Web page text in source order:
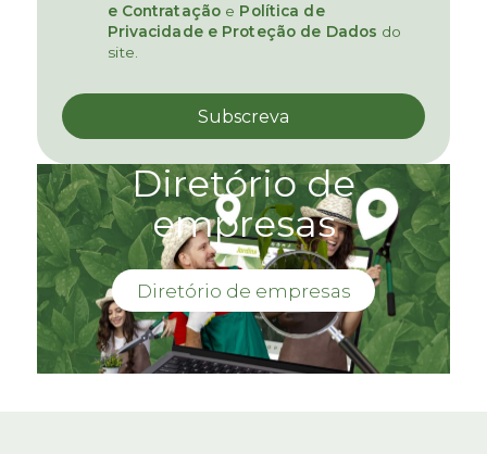
e Contratação e Política de
Privacidade e Proteção de Dados do
site.
Diretório de
empresas
Diretório de empresas